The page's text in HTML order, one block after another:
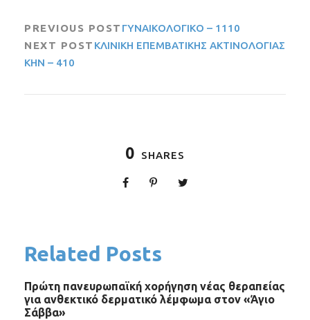
PREVIOUS POST ΓΥΝΑΙΚΟΛΟΓΙΚΟ – 1110
NEXT POST ΚΛΙΝΙΚΗ ΕΠΕΜΒΑΤΙΚΗΣ ΑΚΤΙΝΟΛΟΓΙΑΣ
ΚΗΝ – 410
0 SHARES
Related Posts
Πρώτη πανευρωπαϊκή χορήγηση νέας θεραπείας
για ανθεκτικό δερματικό λέμφωμα στον «Άγιο
Σάββα»